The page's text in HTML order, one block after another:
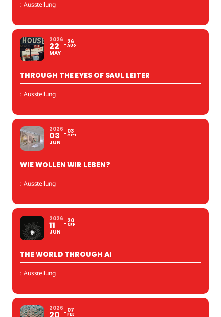
: Ausstellung
2026
22
MAY
26
AUG
THROUGH THE EYES OF SAUL LEITER
: Ausstellung
2026
03
JUN
03
OCT
WIE WOLLEN WIR LEBEN?
: Ausstellung
2026
11
JUN
20
SEP
THE WORLD THROUGH AI
: Ausstellung
2026 07
FEB